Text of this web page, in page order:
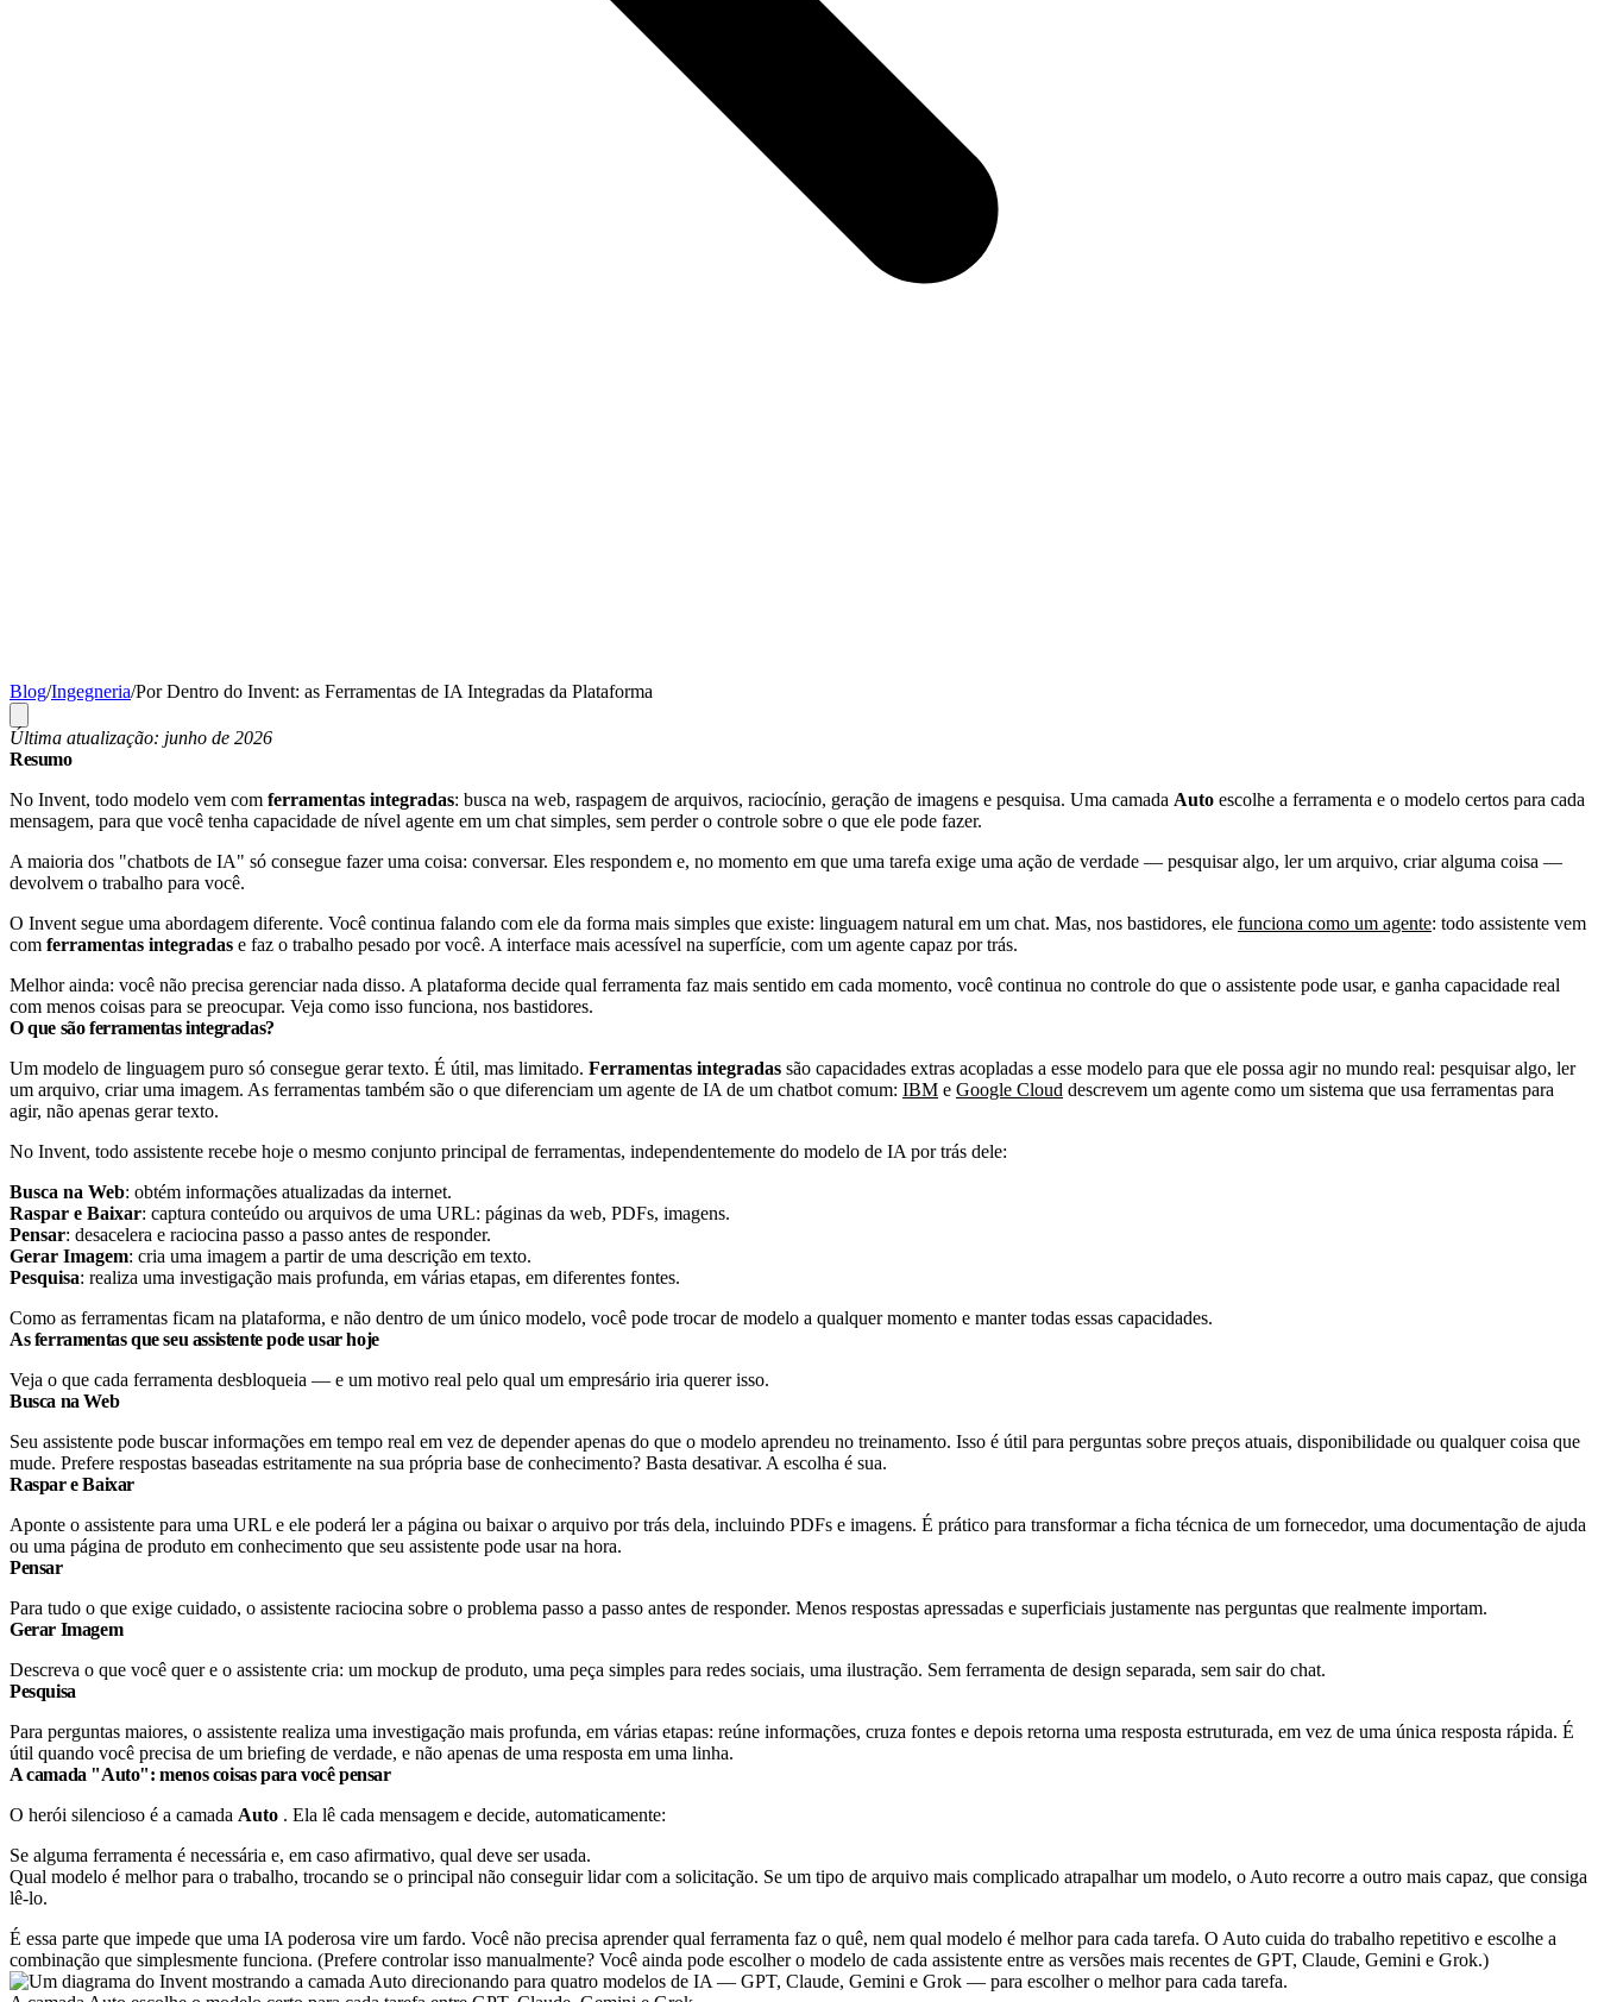
Blog/Ingegneria/Por Dentro do Invent: as Ferramentas de IA Integradas da Plataforma
Última atualização: junho de 2026
Resumo
No Invent, todo modelo vem com ferramentas integradas: busca na web, raspagem de arquivos, raciocínio, geração de imagens e pesquisa. Uma camada Auto escolhe a ferramenta e o modelo certos para cada
mensagem, para que você tenha capacidade de nível agente em um chat simples, sem perder o controle sobre o que ele pode fazer.
A maioria dos "chatbots de IA" só consegue fazer uma coisa: conversar. Eles respondem e, no momento em que uma tarefa exige uma ação de verdade — pesquisar algo, ler um arquivo, criar alguma coisa —
devolvem o trabalho para você.
O Invent segue uma abordagem diferente. Você continua falando com ele da forma mais simples que existe: linguagem natural em um chat. Mas, nos bastidores, ele funciona como um agente: todo assistente vem
com ferramentas integradas e faz o trabalho pesado por você. A interface mais acessível na superfície, com um agente capaz por trás.
Melhor ainda: você não precisa gerenciar nada disso. A plataforma decide qual ferramenta faz mais sentido em cada momento, você continua no controle do que o assistente pode usar, e ganha capacidade real
com menos coisas para se preocupar. Veja como isso funciona, nos bastidores.
O que são ferramentas integradas?
Um modelo de linguagem puro só consegue gerar texto. É útil, mas limitado. Ferramentas integradas são capacidades extras acopladas a esse modelo para que ele possa agir no mundo real: pesquisar algo, ler
um arquivo, criar uma imagem. As ferramentas também são o que diferenciam um agente de IA de um chatbot comum: IBM e Google Cloud descrevem um agente como um sistema que usa ferramentas para
agir, não apenas gerar texto.
No Invent, todo assistente recebe hoje o mesmo conjunto principal de ferramentas, independentemente do modelo de IA por trás dele:
Busca na Web: obtém informações atualizadas da internet.
Raspar e Baixar: captura conteúdo ou arquivos de uma URL: páginas da web, PDFs, imagens.
Pensar: desacelera e raciocina passo a passo antes de responder.
Gerar Imagem: cria uma imagem a partir de uma descrição em texto.
Pesquisa: realiza uma investigação mais profunda, em várias etapas, em diferentes fontes.
Como as ferramentas ficam na plataforma, e não dentro de um único modelo, você pode trocar de modelo a qualquer momento e manter todas essas capacidades.
As ferramentas que seu assistente pode usar hoje
Veja o que cada ferramenta desbloqueia — e um motivo real pelo qual um empresário iria querer isso.
Busca na Web
Seu assistente pode buscar informações em tempo real em vez de depender apenas do que o modelo aprendeu no treinamento. Isso é útil para perguntas sobre preços atuais, disponibilidade ou qualquer coisa que
mude. Prefere respostas baseadas estritamente na sua própria base de conhecimento? Basta desativar. A escolha é sua.
Raspar e Baixar
Aponte o assistente para uma URL e ele poderá ler a página ou baixar o arquivo por trás dela, incluindo PDFs e imagens. É prático para transformar a ficha técnica de um fornecedor, uma documentação de ajuda
ou uma página de produto em conhecimento que seu assistente pode usar na hora.
Pensar
Para tudo o que exige cuidado, o assistente raciocina sobre o problema passo a passo antes de responder. Menos respostas apressadas e superficiais justamente nas perguntas que realmente importam.
Gerar Imagem
Descreva o que você quer e o assistente cria: um mockup de produto, uma peça simples para redes sociais, uma ilustração. Sem ferramenta de design separada, sem sair do chat.
Pesquisa
Para perguntas maiores, o assistente realiza uma investigação mais profunda, em várias etapas: reúne informações, cruza fontes e depois retorna uma resposta estruturada, em vez de uma única resposta rápida. É
útil quando você precisa de um briefing de verdade, e não apenas de uma resposta em uma linha.
A camada "Auto": menos coisas para você pensar
O herói silencioso é a camada Auto . Ela lê cada mensagem e decide, automaticamente:
Se alguma ferramenta é necessária e, em caso afirmativo, qual deve ser usada.
Qual modelo é melhor para o trabalho, trocando se o principal não conseguir lidar com a solicitação. Se um tipo de arquivo mais complicado atrapalhar um modelo, o Auto recorre a outro mais capaz, que consiga
lê-lo.
É essa parte que impede que uma IA poderosa vire um fardo. Você não precisa aprender qual ferramenta faz o quê, nem qual modelo é melhor para cada tarefa. O Auto cuida do trabalho repetitivo e escolhe a
combinação que simplesmente funciona. (Prefere controlar isso manualmente? Você ainda pode escolher o modelo de cada assistente entre as versões mais recentes de GPT, Claude, Gemini e Grok.)